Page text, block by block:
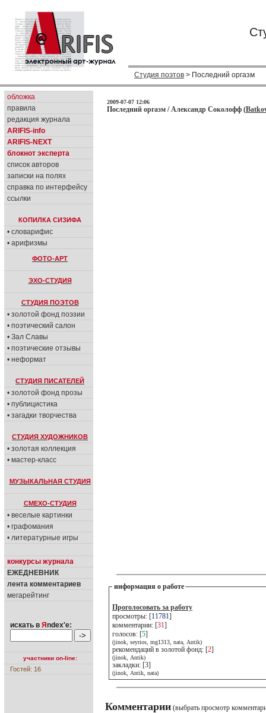
Студия поэтов > Последний оргазм
обложка
правила
редакция журнала
ARIFIS-info
ARIFIS-NEXT
блокнот эксперта
список авторов
записки на полях
справка по интерфейсу
ссылки
КОПИЛКА СИЗИФА
• словарифис
• арифизмы
ФОТО-АРТ
ЭХО-СТУДИЯ
СТУДИЯ ПОЭТОВ
• золотой фонд поэзии
• поэтический салон
• Зал Славы
• поэтические отзывы
• неформат
СТУДИЯ ПИСАТЕЛЕЙ
• золотой фонд прозы
• публицистика
• загадки творчества
СТУДИЯ ХУДОЖНИКОВ
• золотая коллекция
• мастер-класс
МУЗЫКАЛЬНАЯ СТУДИЯ
СМЕХО-СТУДИЯ
• веселые картинки
• графомания
• литературные игры
конкурсы журнала
ЕЖЕДНЕВНИК
лента комментариев
мегарейтинг
искать в Я ndex'е:
участники on-line:
Гостей: 16
2009-07-07 12:06
Последний оргазм / Александр Соколофф (
информация о работе
Проголосовать за работу
просмотры: [11781]
комментарии: [31]
голосов: [5]
(jinok, seyrios, mg1313, nata, Antik)
рекомендаций в золотой фонд: [2]
(jinok, Antik)
закладки: [3]
(jinok, Antik, nata)
Комментарии (выбрать просмотр